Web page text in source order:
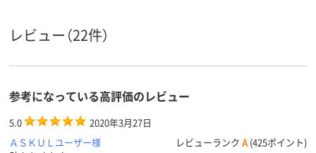
レビュー（22件）
参考になっている高評価のレビュー
5.0
2020年3月27日
ＡＳＫＵＬユーザー様
レビューランク A (425ポイント)